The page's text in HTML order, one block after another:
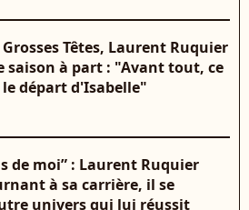
Têtes, Laurent Ruquier
saison à part : "Avant tout, ce
départ d'Isabelle"
de moi” : Laurent Ruquier
à sa carrière, il se
univers qui lui réussit